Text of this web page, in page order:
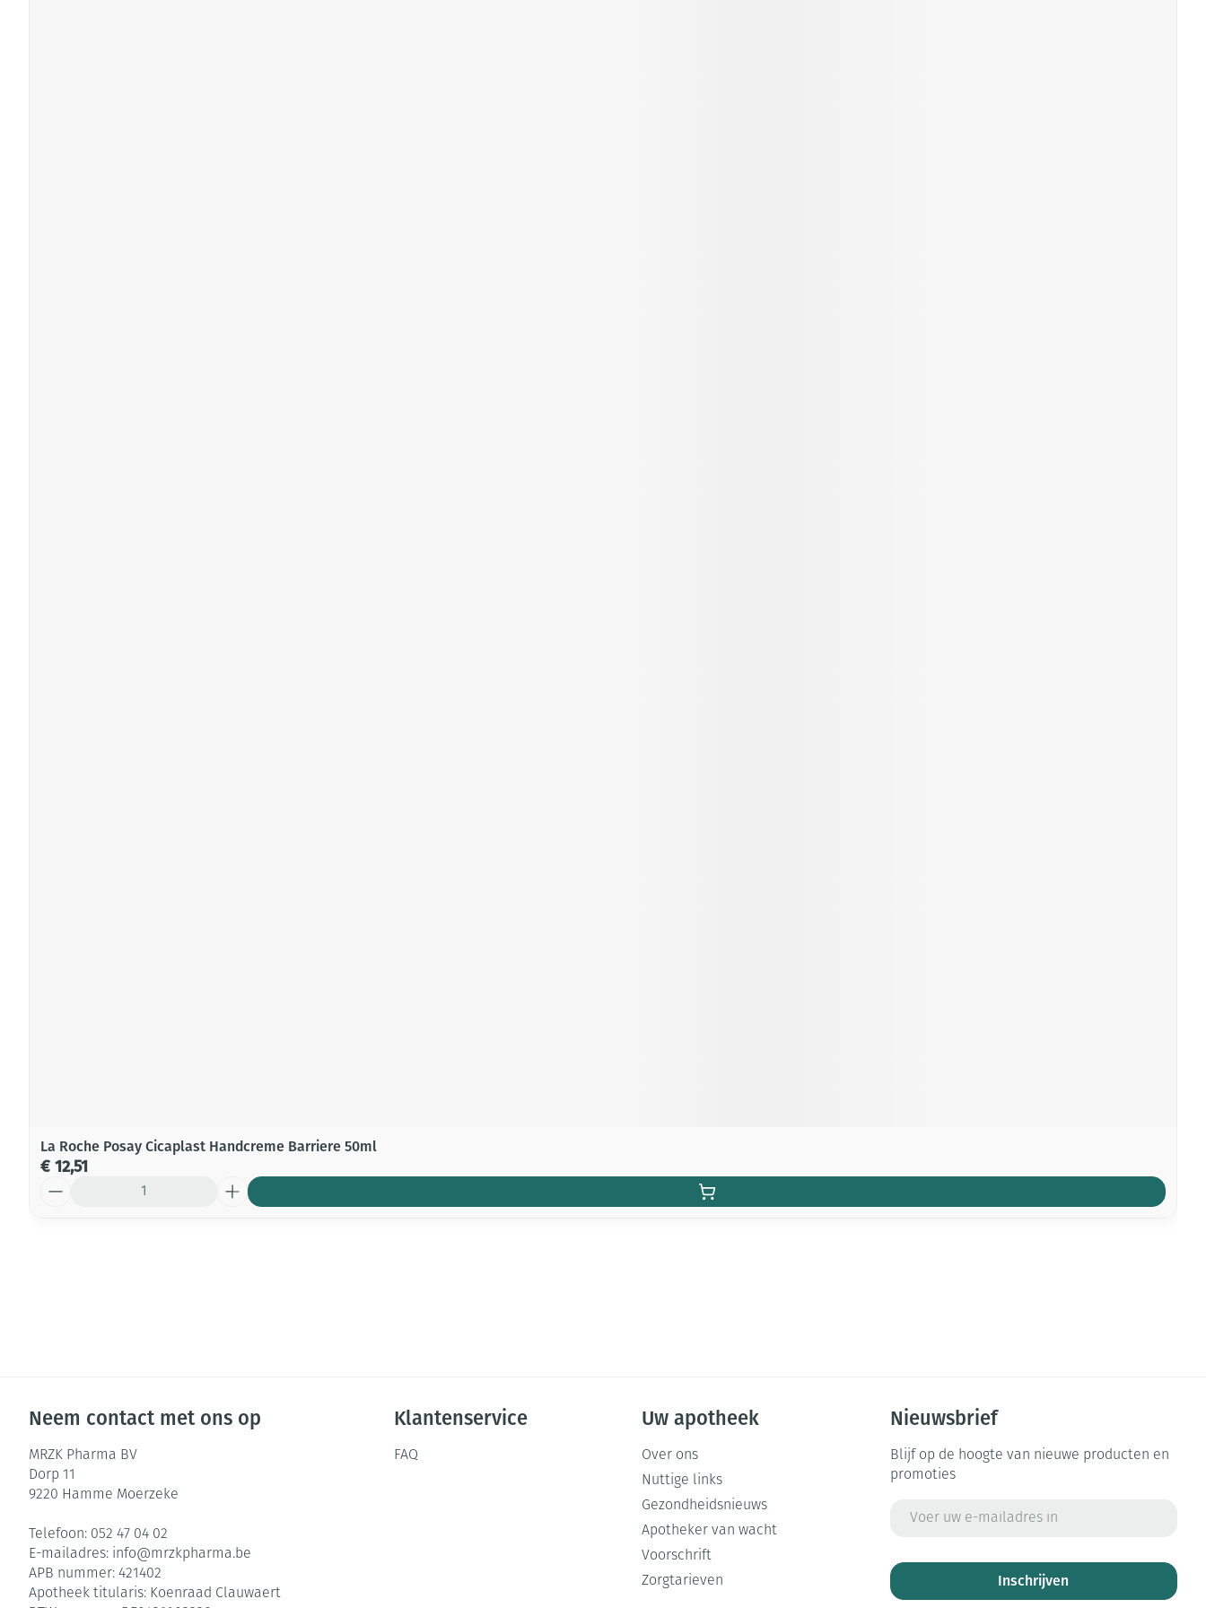
La Roche Posay Cicaplast Handcreme Barriere 50ml
€ 12,51
Neem contact met ons op
MRZK Pharma BV
Dorp 11
9220 Hamme Moerzeke
Telefoon: 052 47 04 02
E-mailadres: info@mrzkpharma.be
APB nummer: 421402
Apotheek titularis: Koenraad Clauwaert
Klantenservice
FAQ
Uw apotheek
Over ons
Nuttige links
Gezondheidsnieuws
Apotheker van wacht
Voorschrift
Zorgtarieven
Nieuwsbrief
Blijf op de hoogte van nieuwe producten en
promoties
Inschrijven